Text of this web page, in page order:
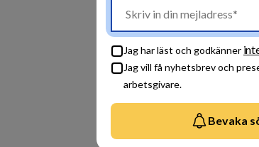
Jag har läst och godkänner
Jag vill få nyhetsbrev och
arbetsgivare.
Bevaka
oss för
skydda,